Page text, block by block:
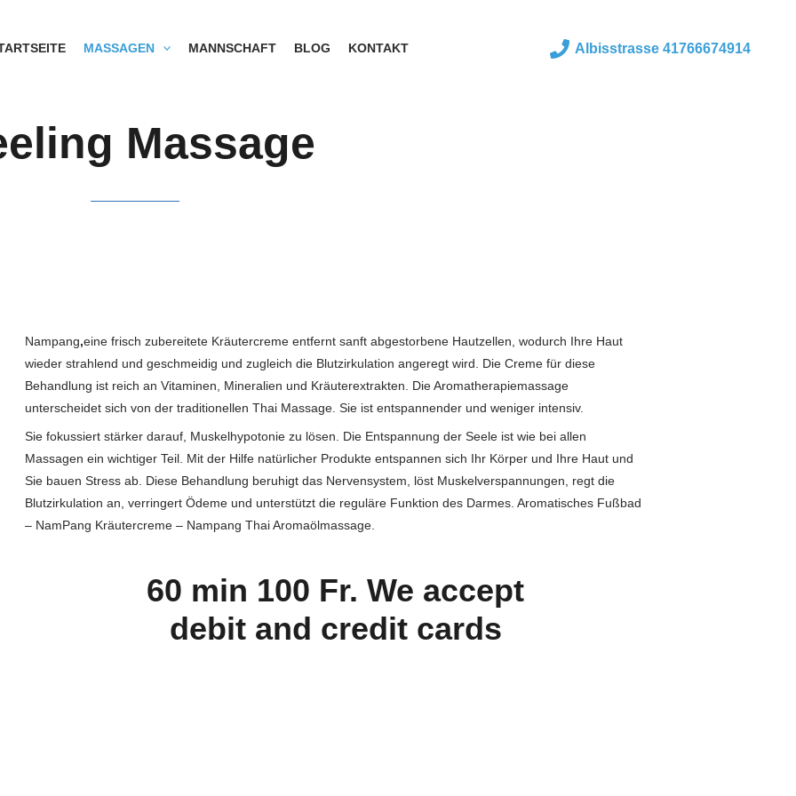
MASSAGEN MANNSCHAFT BLOG KONTAKT Albisstrasse 41766674914
Massage
Nampang,eine frisch zubereitete Kräutercreme entfernt sanft abgestorbene Hautzellen, wodurch Ihre Haut
wieder strahlend und geschmeidig und zugleich die Blutzirkulation angeregt wird. Die Creme für diese
Behandlung ist reich an Vitaminen, Mineralien und Kräuterextrakten. Die Aromatherapiemassage
unterscheidet sich von der traditionellen Thai Massage. Sie ist entspannender und weniger intensiv.
Sie fokussiert stärker darauf, Muskelhypotonie zu lösen. Die Entspannung der Seele ist wie bei allen
Massagen ein wichtiger Teil. Mit der Hilfe natürlicher Produkte entspannen sich Ihr Körper und Ihre Haut und
Sie bauen Stress ab. Diese Behandlung beruhigt das Nervensystem, löst Muskelverspannungen, regt die
Blutzirkulation an, verringert Ödeme und unterstützt die reguläre Funktion des Darmes. Aromatisches Fußbad
– NamPang Kräutercreme – Nampang Thai Aromaölmassage.
60 min 100 Fr. We accept
debit and credit cards